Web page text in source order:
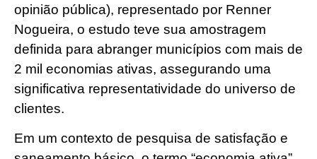
opinião pública), representado por Renner
Nogueira, o estudo teve sua amostragem
definida para abranger municípios com mais de
2 mil economias ativas, assegurando uma
significativa representatividade do universo de
clientes.
Em um contexto de pesquisa de satisfação e